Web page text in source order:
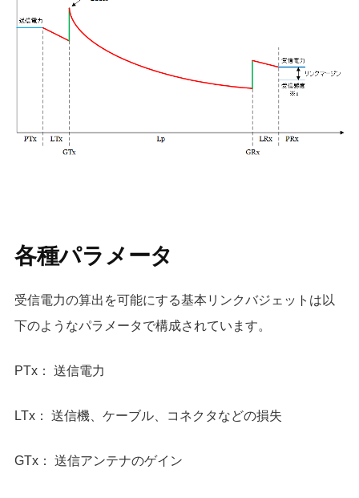
各種パラメータ
受信電力の算出を可能にする基本リンクバジェットは以
下のようなパラメータで構成されています。
PTx： 送信電力
LTx： 送信機、ケーブル、コネクタなどの損失
GTx： 送信アンテナのゲイン